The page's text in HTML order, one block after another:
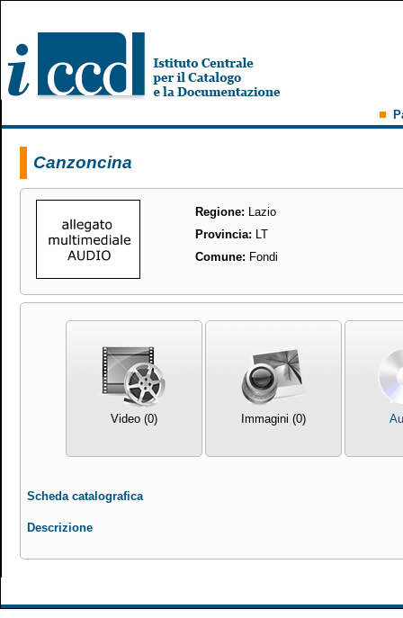
Canzoncina
Regione: Lazio
Provincia: LT
Comune: Fondi
Video (0) Immagini (0)
Scheda catalografica
Descrizione